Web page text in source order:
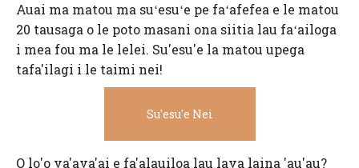
Auai ma matou ma suʻesuʻe pe faʻafefea e le matou
20 tausaga o le poto masani ona siitia lau faʻailoga
i mea fou ma le lelei. Su'esu'e la matou upega
tafa'ilagi i le taimi nei!
Su'esu'e Nei
O lo'o va'ava'ai e fa'alauiloa lau lava laina 'au'au?